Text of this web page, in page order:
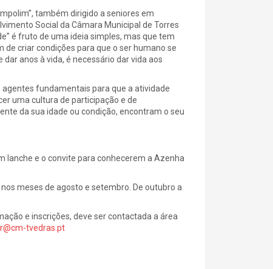
também dirigido a seniores em
Social da Câmara Municipal de Torres
é fruto de uma ideia simples, mas que tem
criar condições para que o ser humano se
anos à vida, é necessário dar vida aos
fundamentais para que a atividade
uma cultura de participação e de
da sua idade ou condição, encontram o seu
lanche e o convite para conhecerem a Azenha
meses de agosto e setembro. De outubro a
e inscrições, deve ser contactada a área
tvedras.pt